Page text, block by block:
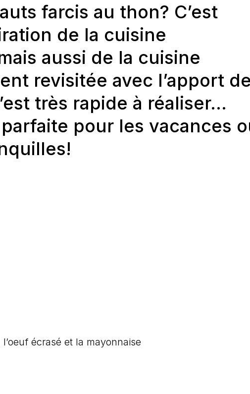
farcis au thon? C’est
de la cuisine
aussi de la cuisine
revisitée avec l’apport de
très rapide à réaliser…
pour les vacances
écrasé et la mayonnaise